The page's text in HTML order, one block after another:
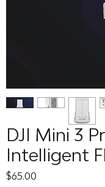
DJI Mini 3
Intelligent
$65.00